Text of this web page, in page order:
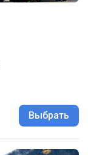
Выбрать